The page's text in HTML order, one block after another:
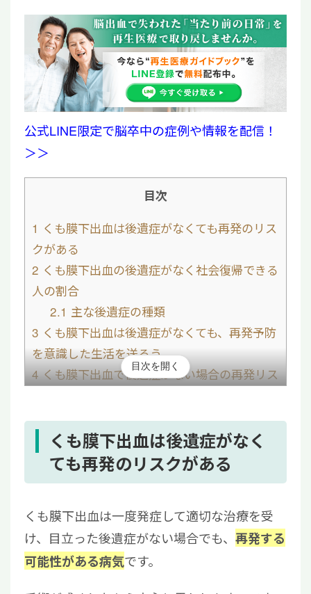
公式LINE限定で脳卒中の症例や情報を配信！
＞＞
目次
1 くも膜下出血は後遺症がなくても再発のリス
クがある
2 くも膜下出血の後遺症がなく社会復帰できる
人の割合
2.1 主な後遺症の種類
3 くも膜下出血は後遺症がなくても、再発予防
を意識した生活を送ろう
4くも膜下出血で後遺症がない場合の再発リス
存率は？
4.2くも膜下出血で退院した後、注意すべ
目次を開く
くも膜下出血は後遺症がなく
ても再発のリスクがある
くも膜下出血は一度発症して適切な治療を受
け、目立った後遺症がない場合でも、 再発する
可能性がある病気です。